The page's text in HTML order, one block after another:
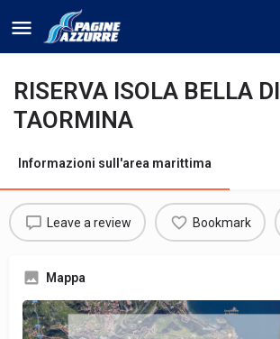
RISERVA ISOLA BELLA DI
TAORMINA
Informazioni sull'area marittima
Leave a review Bookmark
Mappa